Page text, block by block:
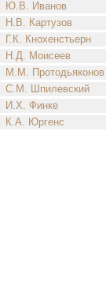
Ю.В. Иванов
Н.В. Картузов
Г.К. Кнохенстьерн
Н.Д. Моисеев
М.М. Протодьяконов
С.М. Шпилевский
И.Х. Финке
К.А. Юргенс